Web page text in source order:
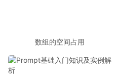
数组的空间占用